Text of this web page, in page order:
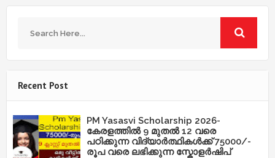
Recent Post
PM Yasasvi Scholarship 2026-
കേരളത്തിൽ 9 മുതൽ 12 വരെ
പഠിക്കുന്ന വിദ്യാർത്ഥികൾക്ക് 75000/-
രൂപ വരെ ലഭിക്കുന്ന സ്കോളർഷിപ്